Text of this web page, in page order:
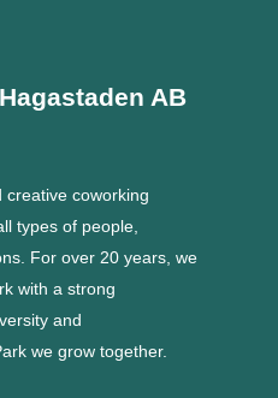
Hagastaden AB
coworking
types of people,
For over 20 years, we
with a strong
and
we grow together.